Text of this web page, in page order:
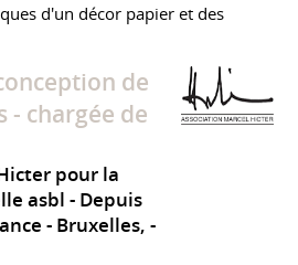
d'un décor papier et des
de
- chargée de
pour la
asbl
Depuis
Bruxelles,